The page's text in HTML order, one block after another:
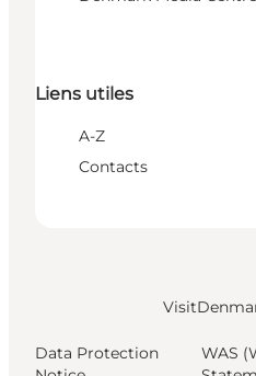
Liens utiles
A-Z
Contacts
Data Protection
WAS